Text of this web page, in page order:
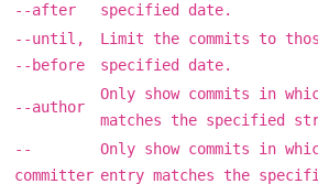
--after
specified date.
--until,
--before
Limit the commits to
specified date.
--author
Only show commits in
matches the specified
--
committer
Only show commits in
entry matches the